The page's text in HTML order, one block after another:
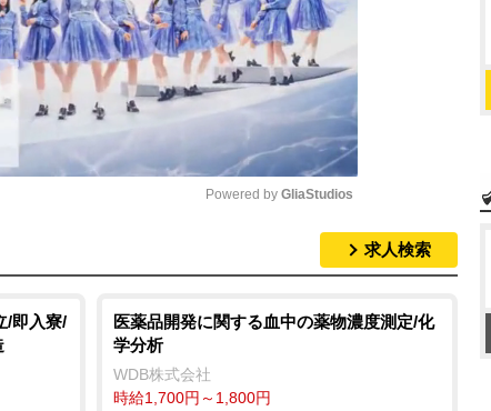
t
Powered by GliaStudios
求人検索
/即入寮/
医薬品開発に関する血中の薬物濃度測定/化
学分析
WDB株式会社
時給1,700円～1,800円